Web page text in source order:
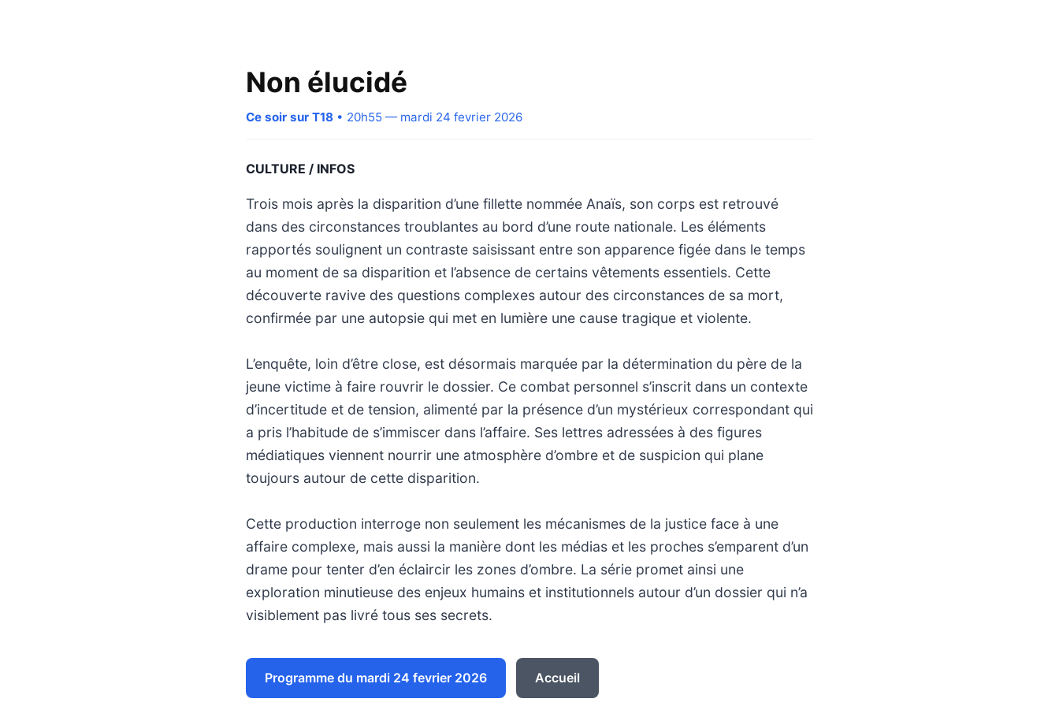
Non élucidé
Ce soir sur T18 • 20h55 — mardi 24 fevrier 2026
CULTURE / INFOS
Trois mois après la disparition d’une fillette nommée Anaïs, son corps est retrouvé
dans des circonstances troublantes au bord d’une route nationale. Les éléments
rapportés soulignent un contraste saisissant entre son apparence figée dans le temps
au moment de sa disparition et l’absence de certains vêtements essentiels. Cette
découverte ravive des questions complexes autour des circonstances de sa mort,
confirmée par une autopsie qui met en lumière une cause tragique et violente.
L’enquête, loin d’être close, est désormais marquée par la détermination du père de la
jeune victime à faire rouvrir le dossier. Ce combat personnel s’inscrit dans un contexte
d’incertitude et de tension, alimenté par la présence d’un mystérieux correspondant qui
a pris l’habitude de s’immiscer dans l’affaire. Ses lettres adressées à des figures
médiatiques viennent nourrir une atmosphère d’ombre et de suspicion qui plane
toujours autour de cette disparition.
Cette production interroge non seulement les mécanismes de la justice face à une
affaire complexe, mais aussi la manière dont les médias et les proches s’emparent d’un
drame pour tenter d’en éclaircir les zones d’ombre. La série promet ainsi une
exploration minutieuse des enjeux humains et institutionnels autour d’un dossier qui n’a
visiblement pas livré tous ses secrets.
Programme du mardi 24 fevrier 2026 Accueil